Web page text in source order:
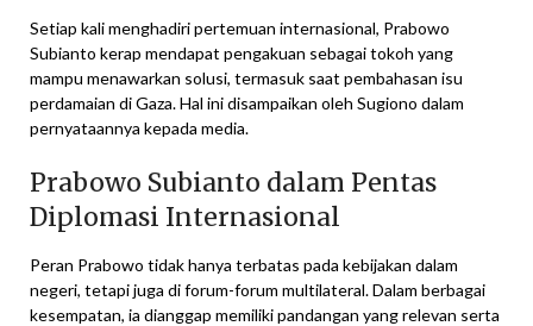
Setiap kali menghadiri pertemuan internasional, Prabowo
Subianto kerap mendapat pengakuan sebagai tokoh yang
mampu menawarkan solusi, termasuk saat pembahasan isu
perdamaian di Gaza. Hal ini disampaikan oleh Sugiono dalam
pernyataannya kepada media.
Prabowo Subianto dalam Pentas
Diplomasi Internasional
Peran Prabowo tidak hanya terbatas pada kebijakan dalam
negeri, tetapi juga di forum-forum multilateral. Dalam berbagai
kesempatan, ia dianggap memiliki pandangan yang relevan serta